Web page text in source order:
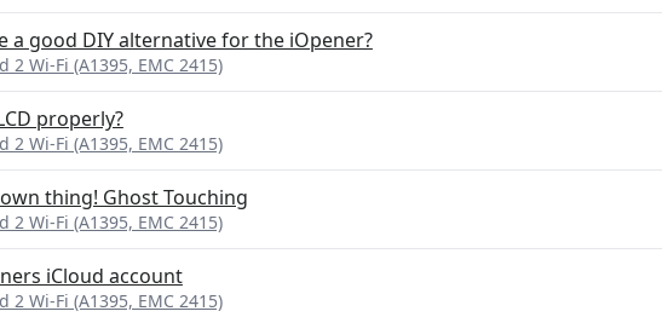
a good DIY alternative for the iOpener?
2 Wi-Fi (A1395, EMC 2415)
properly?
2 Wi-Fi (A1395, EMC 2415)
thing! Ghost Touching
2 Wi-Fi (A1395, EMC 2415)
iCloud account
2 Wi-Fi (A1395, EMC 2415)